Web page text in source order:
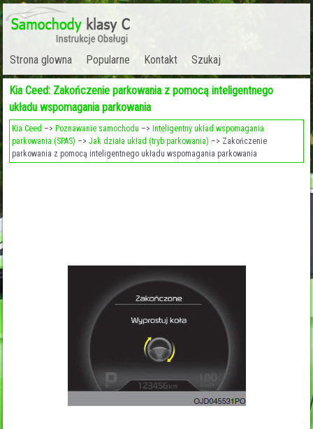
Strona glowna Popularne Kontakt Szukaj
Kia Ceed: Zakończenie parkowania z pomocą inteligentnego
układu wspomagania parkowania
Kia Ceed –> Poznawanie samochodu –> Inteligentny układ wspomagania
parkowania (SPAS) –>Jak działa układ (tryb parkowania) –> Zakończenie
parkowania z pomocą inteligentnego układu wspomagania parkowania